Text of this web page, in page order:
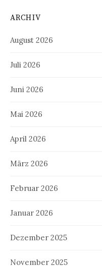
ARCHIV
August 2026
Juli 2026
Juni 2026
Mai 2026
April 2026
März 2026
Februar 2026
Januar 2026
Dezember 2025
November 2025